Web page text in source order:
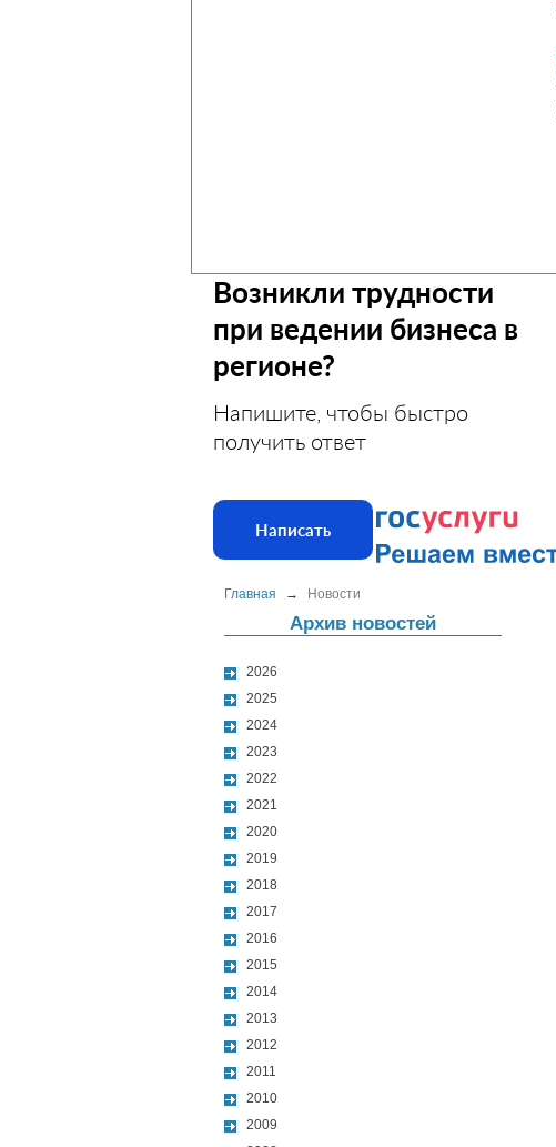
Возникли трудности
при ведении бизнеса в
регионе?
Напишите, чтобы быстро
получить ответ
Написать
Главная → Новости
Архив новостей
2026
2025
2024
2023
2022
2021
2020
2019
2018
2017
2016
2015
2014
2013
2012
2011
2010
2009